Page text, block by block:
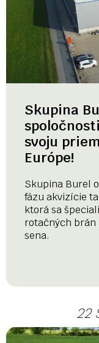
Skupina
svoju
Európe!
Skupina Burel
fázu akvizície
ktorá sa
rotačných brán
sena.
22